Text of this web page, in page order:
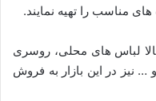
مناسب را تهیه نمایند.
لباس های محلی، روسری
در این بازار به فروش